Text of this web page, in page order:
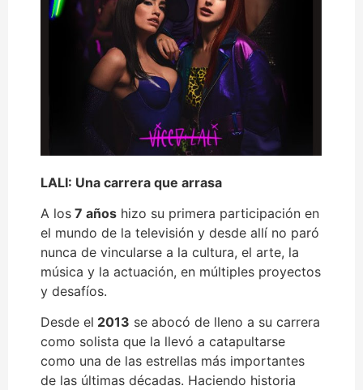
LALI: Una carrera que arrasa
A los 7 años hizo su primera participación en
el mundo de la televisión y desde allí no paró
nunca de vincularse a la cultura, el arte, la
música y la actuación, en múltiples proyectos
y desafíos.
Desde el 2013 se abocó de lleno a su carrera
como solista que la llevó a catapultarse
como una de las estrellas más importantes
de las últimas décadas. Haciendo historia